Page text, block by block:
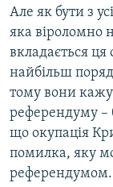
Але як бути з
яка віроломно
вкладається ця
найбільш
тому вони
референдуму –
що окупація
помилка, яку
референдумом.